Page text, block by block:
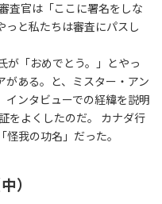
査官は「ここに署名をしな
っと私たちは審査にパスし
「おめでとう。」とやっ
がある。と、ミスター・アン
インタビューでの経緯を説明
をよくしたのだ。 カナダ行
我の功名」だった。
）